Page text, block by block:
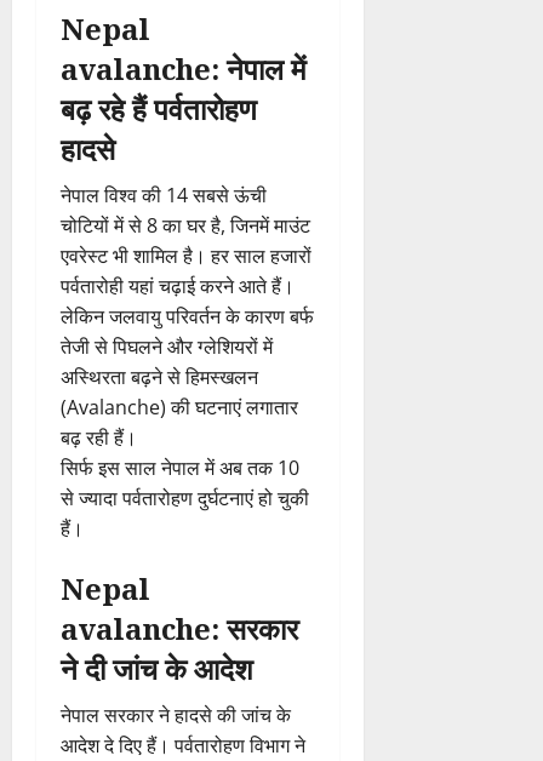
Nepal
avalanche: नेपाल में
बढ़ रहे हैं पर्वतारोहण
हादसे
नेपाल विश्व की 14 सबसे ऊंची
चोटियों में से 8 का घर है, जिनमें माउंट
एवरेस्ट भी शामिल है। हर साल हजारों
पर्वतारोही यहां चढ़ाई करने आते हैं।
लेकिन जलवायु परिवर्तन के कारण बर्फ
तेजी से पिघलने और ग्लेशियरों में
अस्थिरता बढ़ने से हिमस्खलन
(Avalanche) की घटनाएं लगातार
बढ़ रही हैं।
सिर्फ इस साल नेपाल में अब तक 10
से ज्यादा पर्वतारोहण दुर्घटनाएं हो चुकी
हैं।
Nepal
avalanche: सरकार
ने दी जांच के आदेश
नेपाल सरकार ने हादसे की जांच के
आदेश दे दिए हैं। पर्वतारोहण विभाग ने